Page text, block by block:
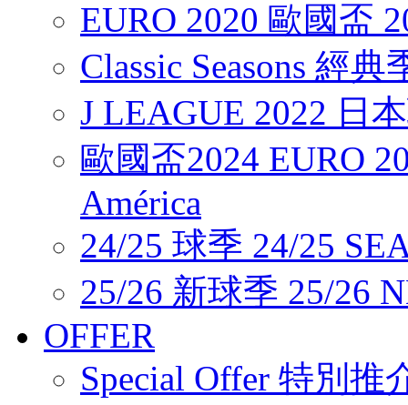
EURO 2020 歐國盃
Classic Seasons 經典
J LEAGUE 2022 日
歐國盃2024 EURO
América
24/25 球季 24/25
25/26 新球季 25/26
OFFER
Special Offer 特別推